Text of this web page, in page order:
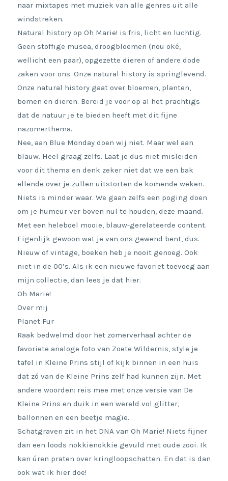
naar mixtapes met muziek van alle genres uit alle
windstreken.
Natural history op Oh Marie! is fris, licht en luchtig.
Geen stoffige musea, droogbloemen (nou oké,
wellicht een paar), opgezette dieren of andere dode
zaken voor ons. Onze natural history is springlevend.
Onze natural history gaat over bloemen, planten,
bomen en dieren. Bereid je voor op al het prachtigs
dat de natuur je te bieden heeft met dit fijne
nazomerthema.
Nee, aan Blue Monday doen wij niet. Maar wel aan
blauw. Heel graag zelfs. Laat je dus niet misleiden
voor dit thema en denk zeker niet dat we een bak
ellende over je zullen uitstorten de komende weken.
Niets is minder waar. We gaan zelfs een poging doen
om je humeur ver boven nul te houden, deze maand.
Met een heleboel mooie, blauw-gerelateerde content.
Eigenlijk gewoon wat je van ons gewend bent, dus.
Nieuw of vintage, boeken heb je nooit genoeg. Ook
niet in de 00’s. Als ik een nieuwe favoriet toevoeg aan
mijn collectie, dan lees je dat hier.
Oh Marie!
Over mij
Planet Fur
Raak bedwelmd door het zomerverhaal achter de
favoriete analoge foto van Zoete Wildernis, style je
tafel in Kleine Prins stijl of kijk binnen in een huis
dat zó van de Kleine Prins zelf had kunnen zijn. Met
andere woorden: reis mee met onze versie van De
Kleine Prins en duik in een wereld vol glitter,
ballonnen en een beetje magie.
Schatgraven zit in het DNA van Oh Marie! Niets fijner
dan een loods nokkienokkie gevuld met oude zooi. Ik
kan úren praten over kringloopschatten. En dat is dan
ook wat ik hier doe!